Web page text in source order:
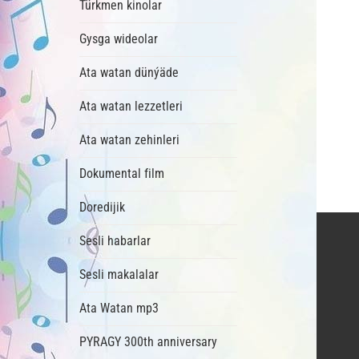
Türkmen kinolar
Gysga wideolar
Ata watan dünýäde
Ata watan lezzetleri
Ata watan zehinleri
Dokumental film
Doredijik
Sesli habarlar
Sesli makalalar
Ata Watan mp3
PYRAGY 300th anniversary